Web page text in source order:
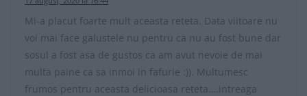
Mi-a placut foarte mult aceasta reteta. Data viitoare nu
voi mai face galustele nu pentru ca nu au fost bune dar
sosul a fost asa de gustos ca am avut nevoie de mai
multa paine ca sa inmoi in fafurie :)). Multumesc
frumos pentru aceasta delicioasa reteta….intreaga